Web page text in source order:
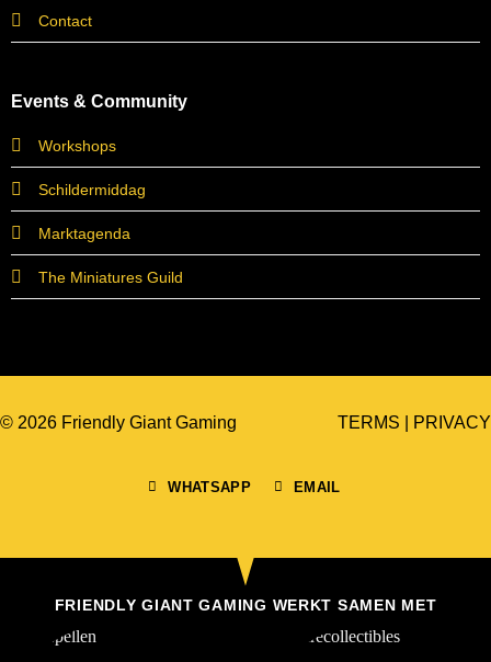
Contact
Events & Community
Workshops
Schildermiddag
Marktagenda
The Miniatures Guild
© 2026 Friendly Giant Gaming
WHATSAPP EMAIL
TERMS PRIVACY
FRIENDLY GIANT GAMING WERKT SAMEN MET